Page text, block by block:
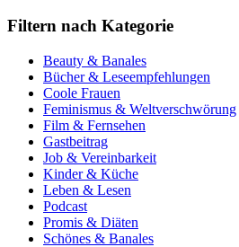
Filtern nach Kategorie
Beauty & Banales
Bücher & Leseempfehlungen
Coole Frauen
Feminismus & Weltverschwörung
Film & Fernsehen
Gastbeitrag
Job & Vereinbarkeit
Kinder & Küche
Leben & Lesen
Podcast
Promis & Diäten
Schönes & Banales